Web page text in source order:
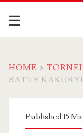
HOME > TORNEI
BATTE
Published 15